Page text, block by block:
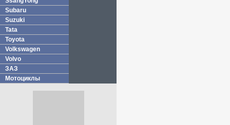
Subaru
Suzuki
Tata
Toyota
Volkswagen
Volvo
ЗАЗ
Мотоциклы